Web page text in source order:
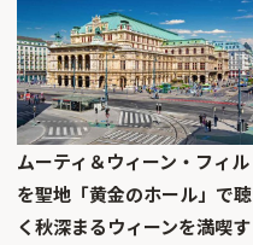
ムーティ＆ウィーン・フィル
を聖地「黄金のホール」で聴
く秋深まるウィーンを満喫す